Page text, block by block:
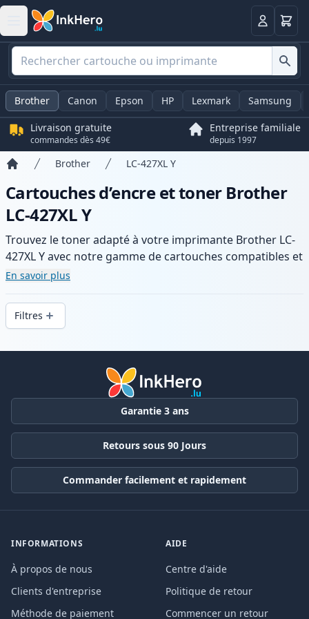
Panier
Brother Canon Epson HP Lexmark Samsung
Livraison gratuite
commandes dès 49€
Entreprise familiale
depuis 1997
Brother LC-427XL Y
Cartouches d’encre et toner Brother
LC-427XL Y
Trouvez le toner adapté à votre imprimante Brother LC-
427XL Y avec notre gamme de cartouches compatibles et
haute capacité. Profitez d’une qualité d’impression
en .
En savoir plus
Filtres
Produits
Garantie 3 ans
Retours sous 90 Jours
Commander facilement et rapidement
INFORMATIONS
À propos de nous
Clients d'entreprise
Méthode de paiement
AIDE
Centre d'aide
Politique de retour
Commencer un retour